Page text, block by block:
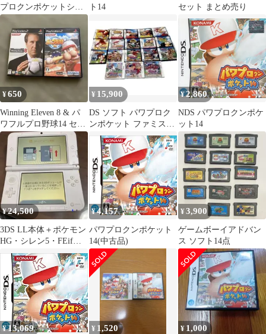
プロクンポケットシリ
ーズ1〜14&無印、
2【動作確認済み】
ト14
セット まとめ売り
¥650
Winning Eleven 8 & パ
ワフルプロ野球14 セッ
ト PS2ソフト
¥ 15,900
DS ソフト パワプロク
ンポケット ファミスタ
まとめ売り セット
¥2,860
NDS パワプロクンポケ
ット14
¥24,500
3DS LL本体＋ポケモン
HG・シレン5・FEifセ
ット
¥4,157
パワプロクンポケット
14(中古品)
¥3,900
ゲームボーイアドバン
ス ソフト14点
¥13,069 ¥ 1,520 ¥ 1,000